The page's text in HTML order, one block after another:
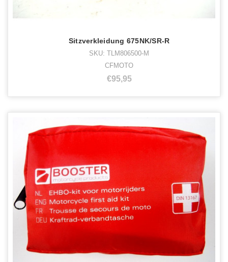
Sitzverkleidung 675NK/SR-R
SKU: TLM806500-M
CFMOTO
€95,95